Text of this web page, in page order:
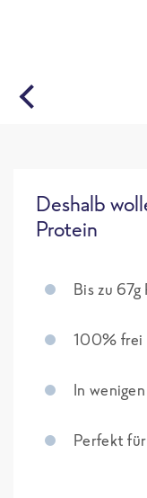
Deshalb
Protein
Bis zu
100% frei
In
Perfekt